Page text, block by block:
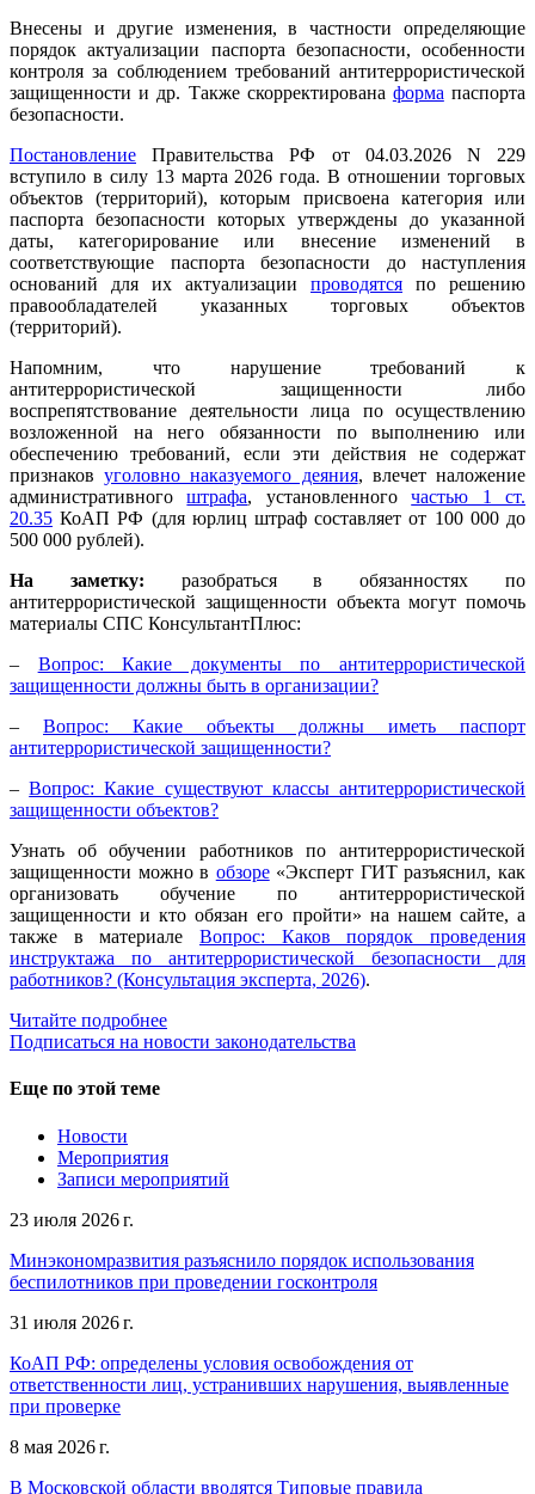
Внесены и другие изменения, в частности определяющие
порядок актуализации паспорта безопасности, особенности
контроля за соблюдением требований антитеррористической
защищенности и др. Также скорректирована форма паспорта
безопасности.
Постановление Правительства РФ от 04.03.2026 N 229
вступило в силу 13 марта 2026 года. В отношении торговых
объектов (территорий), которым присвоена категория или
паспорта безопасности которых утверждены до указанной
даты, категорирование или внесение изменений в
соответствующие паспорта безопасности до наступления
оснований для их актуализации проводятся по решению
правообладателей указанных торговых объектов
(территорий).
Напомним, что нарушение требований к
антитеррористической защищенности либо
воспрепятствование деятельности лица по осуществлению
возложенной на него обязанности по выполнению или
обеспечению требований, если эти действия не содержат
признаковуголовно наказуемого деяния, влечет наложение
административногоштрафа, установленногочастью 1 ст.
20.35 КоАП РФ (для юрлиц штраф составляет от 100 000 до
500 000 рублей).
На заметку: разобраться в обязанностях по
антитеррористической защищенности объекта могут помочь
материалы СПС КонсультантПлюс:
– Вопрос: Какие документы по антитеррористической
защищенности должны быть в организации?
– Вопрос: Какие объекты должны иметь паспорт
антитеррористической защищенности?
–Вопрос: Какие существуют классы антитеррористической
защищенности объектов?
Узнать об обучении работников по антитеррористической
защищенности можно в обзоре«Эксперт ГИТ разъяснил, как
организовать обучение по антитеррористической
защищенности и кто обязан его пройти» на нашем сайте, а
также в материале Вопрос: Каков порядок проведения
инструктажа по антитеррористической безопасности для
работников? (Консультация эксперта, 2026).
Читайте подробнее
Подписаться на новости законодательства
Еще по этой теме
Новости
Мероприятия
Записи мероприятий
23 июля 2026 г.
Минэкономразвития разъяснило порядок использования
беспилотников при проведении госконтроля
31 июля 2026 г.
КоАП РФ: определены условия освобождения от
ответственности лиц, устранивших нарушения, выявленные
при проверке
8 мая 2026 г.
В Московской области вводятся Типовые правила